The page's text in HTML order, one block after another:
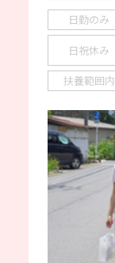
日勤のみ
日祝休み
扶養範囲内